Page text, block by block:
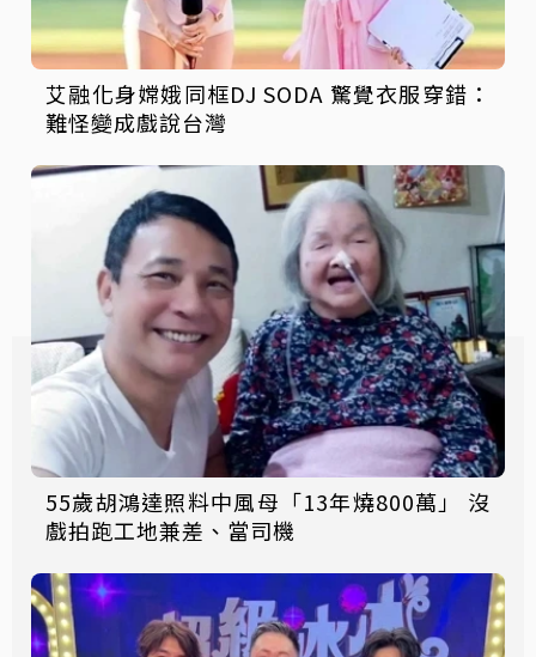
艾融化身嫦娥同框DJ SODA 驚覺衣服穿錯：
難怪變成戲說台灣
55歲胡鴻達照料中風母「13年燒800萬」 沒
戲拍跑工地兼差、當司機